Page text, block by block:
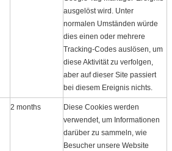
ausgelöst wird. Unter
normalen Umständen würde
dies einen oder mehrere
Tracking-Codes auslösen, um
diese Aktivität zu verfolgen,
aber auf dieser Site passiert
bei diesem Ereignis nichts.
2 months
Diese Cookies werden
verwendet, um Informationen
darüber zu sammeln, wie
Besucher unsere Website